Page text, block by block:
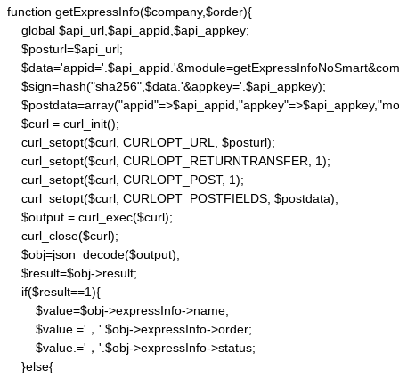
function getExpressInfo($company,$order){
    global $api_url,$api_appid,$api_appkey;
    $posturl=$api_url;
    $sign=hash("sha256",$data.'&appkey='.$api_appkey);
    $curl = curl_init();
    curl_setopt($curl, CURLOPT_URL, $posturl);
    curl_setopt($curl, CURLOPT_RETURNTRANSFER, 1);
    curl_setopt($curl, CURLOPT_POST, 1);
    curl_setopt($curl, CURLOPT_POSTFIELDS, $postdata);
    $output = curl_exec($curl);
    curl_close($curl);
    $obj=json_decode($output);
    $result=$obj->result;
    if($result==1){
        $value=$obj->expressInfo->name;
        $value.='，'.$obj->expressInfo->order;
        $value.='，'.$obj->expressInfo->status;
    }else{